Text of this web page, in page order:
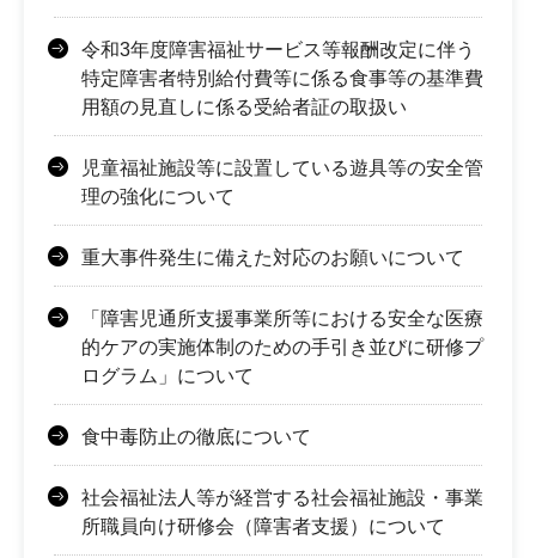
令和3年度障害福祉サービス等報酬改定に伴う
特定障害者特別給付費等に係る食事等の基準費
用額の見直しに係る受給者証の取扱い
児童福祉施設等に設置している遊具等の安全管
理の強化について
重大事件発生に備えた対応のお願いについて
「障害児通所支援事業所等における安全な医療
的ケアの実施体制のための手引き並びに研修プ
ログラム」について
食中毒防止の徹底について
社会福祉法人等が経営する社会福祉施設・事業
所職員向け研修会（障害者支援）について